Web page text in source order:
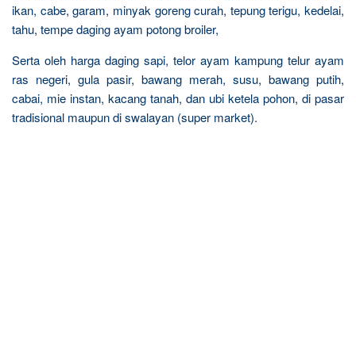
ikan, cabe, garam, minyak goreng curah, tepung terigu, kedelai,
tahu, tempe daging ayam potong broiler,
Serta oleh harga daging sapi, telor ayam kampung telur ayam
ras negeri, gula pasir, bawang merah, susu, bawang putih,
cabai, mie instan, kacang tanah, dan ubi ketela pohon, di pasar
tradisional maupun di swalayan (super market).